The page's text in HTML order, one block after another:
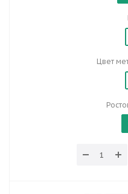
Цвет